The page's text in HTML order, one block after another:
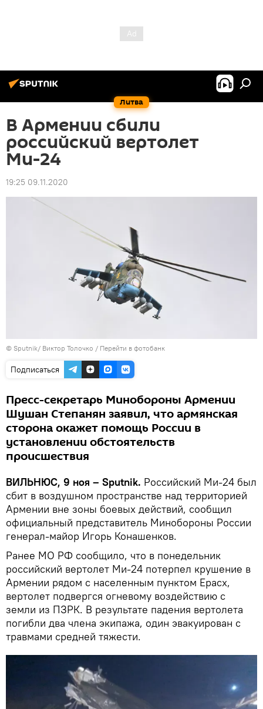
Литва
В Армении сбили
российский вертолет
Ми-24
19:25 09.11.2020
© Sputnik/ Виктор Толочко / Перейти в фотобанк
Подписаться
Пресс-секретарь Минобороны Армении
Шушан Степанян заявил, что армянская
сторона окажет помощь России в
установлении обстоятельств
происшествия
ВИЛЬНЮС, 9 ноя – Sputnik. Российский Ми-24 был
сбит в воздушном пространстве над территорией
Армении вне зоны боевых действий, сообщил
официальный представитель Минобороны России
генерал-майор Игорь Конашенков.
Ранее МО РФ сообщило, что в понедельник
российский вертолет Ми-24 потерпел крушение в
Армении рядом с населенным пунктом Ерасх,
вертолет подвергся огневому воздействию с
земли из ПЗРК. В результате падения вертолета
погибли два члена экипажа, один эвакуирован с
травмами средней тяжести.